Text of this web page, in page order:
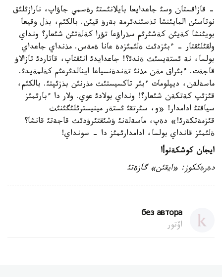
- قازاقستان وسئ جاعدايعا بايلانئستئ رةسمي جاؤاپ، نارازئلئق
نوتاسئن المايئنشا تذسئندئرمة بةرؤ قيئن. بالكئم، بذل وقيعا
بويئنشا كةيئن كةشئرئم سذراؤعا تؤرا كةلةتئن شئعار؟ ونداي
ولقئلئقتار - ءبئزدئث ةلئمئزدة عانا ةمةس. مذنداي جاعداي
بولسا، نة ئستةيسئث ةندئ؟! جاعدايدئ انئقتاپ، قاتاردئ تازالاؤ
قاجةت. ءبئراق مةن مذنئ تةندةنسياعا اينالدئرعئم كةلمةيدئ.
ماسةلةن، ديپلومات ءبئر تاكسيستئث مذرنئن بذزئپتئ. بالكئم،
قئزئپ كةتكةن شئعار؟! ونداي بولادئ عوي. ولار دا ءبارئمئز
سياقتئ ادامدار! «و، سئرتقئ ئستةر مينيسترئلئگئنئث
قئزمةتكةرئ!» دةپ، ماسةلةنئ ؤشئقتئرؤدئث قاجةتئ قانشا؟
ةلئمئز قانداي بولسا، ادامدارئمئز دا - سونداي!
ايجان كوشكةنوأا
دةرةككوز: «ايقئن» گازةتئ
без автора
اۆتور